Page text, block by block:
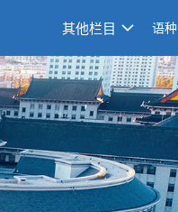
其他栏目 语种